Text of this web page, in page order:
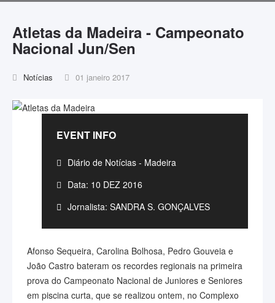
Atletas da Madeira - Campeonato
Nacional Jun/Sen
Notícias 01 janeiro 2017
EVENT INFO
Diário de Notícias - Madeira
Data: 10 DEZ 2016
Jornalista: SANDRA S. GONÇALVES
Afonso Sequeira, Carolina Bolhosa, Pedro Gouveia e
João Castro bateram os recordes regionais na primeira
prova do Campeonato Nacional de Juniores e Seniores
em piscina curta, que se realizou ontem, no Complexo